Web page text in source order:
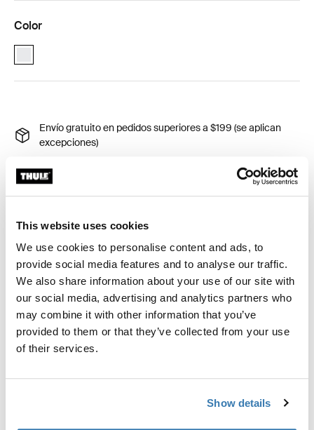
This website uses cookies
We use cookies to personalise content and ads, to
provide social media features and to analyse our traffic.
We also share information about your use of our site with
our social media, advertising and analytics partners who
may combine it with other information that you’ve
provided to them or that they’ve collected from your use
of their services.
Show details
Color
white (selected)
Envío gratuito en pedidos superiores a $199 (se aplican
excepciones)
Devolución de 30 días (aplican excepciones)
La colchoneta anticondensación permite que el aire
fluya y que se escape la humedad, y ayuda a mantener
tu colchón en buenas condiciones. Está diseñada con
material de malla espaciadora de calidad que permite
la ventilación entre el colchón y la base, y también
brinda una capa adicional de comodidad al añadir otro